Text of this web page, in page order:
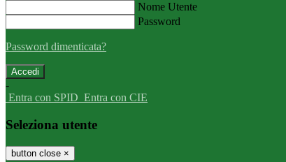
Nome Utente
Password
Password dimenticata?
-
Entra con SPID Entra con CIE
Seleziona utente
button close ×